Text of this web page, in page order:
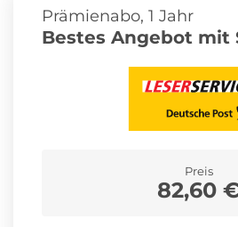
Prämienabo, 1 Jahr
Bestes Angebot mit
Preis
82,60